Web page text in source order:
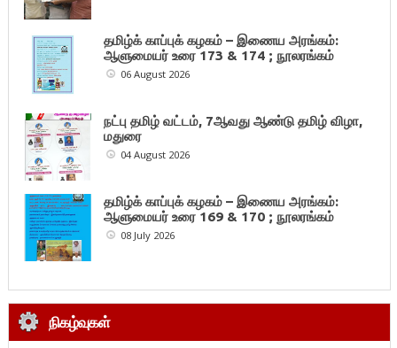
தமிழ்க் காப்புக் கழகம் – இணைய அரங்கம்:
ஆளுமையர் உரை 173 & 174 ; நூலரங்கம்
06 August 2026
நட்பு தமிழ் வட்டம், 7ஆவது ஆண்டு தமிழ் விழா,
மதுரை
04 August 2026
தமிழ்க் காப்புக் கழகம் – இணைய அரங்கம்:
ஆளுமையர் உரை 169 & 170 ; நூலரங்கம்
08 July 2026
நிகழ்வுகள்